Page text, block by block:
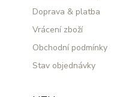
Doprava & platba
Vrácení zboží
Obchodní podmínky
Stav objednávky